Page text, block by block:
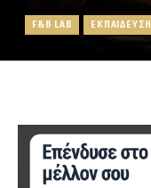
F&B LAB ΕΚΠΑΙΔΕΥΣΗ